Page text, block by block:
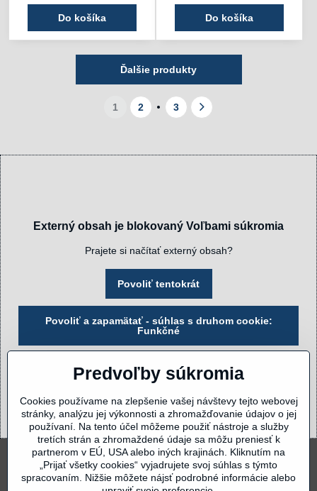
Do košíka Do košíka
Ďalšie produkty
1 2 3
Externý obsah je blokovaný Voľbami súkromia
Prajete si načítať externý obsah?
Povoliť tentokrát
Povoliť a zapamätať - súhlas s druhom cookie:
Funkčné
Otvoriť obsah v novom okne
Predvoľby súkromia
Cookies používame na zlepšenie vašej návštevy tejto webovej
stránky, analýzu jej výkonnosti a zhromažďovanie údajov o jej
používaní. Na tento účel môžeme použiť nástroje a služby
tretích strán a zhromaždené údaje sa môžu preniesť k
partnerom v EÚ, USA alebo iných krajinách. Kliknutím na
„Prijať všetky cookies“ vyjadrujete svoj súhlas s týmto
spracovaním. Nižšie môžete nájsť podrobné informácie alebo